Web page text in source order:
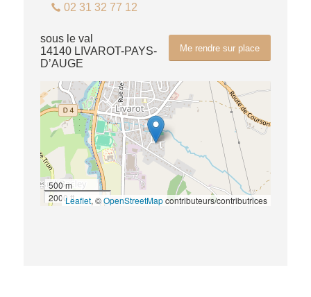
02 31 32 77 12
Me rendre sur place
sous le val
14140 LIVAROT-PAYS-
D’AUGE
500 m
2000 ftLeaflet, ©OpenStreetMapcontributeurs/contributrices